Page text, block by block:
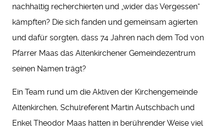
nachhaltig recherchierten und „wider das Vergessen“
kämpften? Die sich fanden und gemeinsam agierten
und dafür sorgten, dass 74 Jahren nach dem Tod von
Pfarrer Maas das Altenkirchener Gemeindezentrum
seinen Namen trägt?
Ein Team rund um die Aktiven der Kirchengemeinde
Altenkirchen, Schulreferent Martin Autschbach und
Enkel Theodor Maas hatten in berührender Weise viel